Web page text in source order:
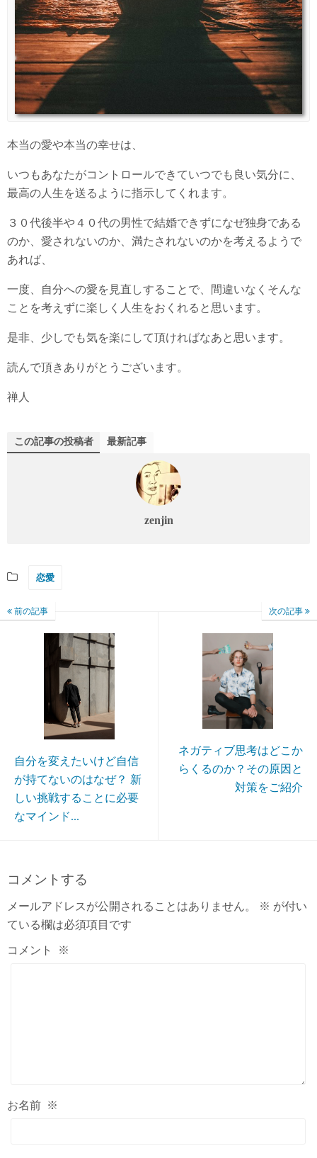
本当の愛や本当の幸せは、
いつもあなたがコントロールできていつでも良い気分に、
最高の人生を送るように指示してくれます。
３０代後半や４０代の男性で結婚できずになぜ独身である
のか、愛されないのか、満たされないのかを考えるようで
あれば、
一度、自分への愛を見直しすることで、間違いなくそんな
ことを考えずに楽しく人生をおくれると思います。
是非、少しでも気を楽にして頂ければなあと思います。
読んで頂きありがとうございます。
禅人
この記事の投稿者 最新記事
zenjin
恋愛
前の記事
自分を変えたいけど自信
が持てないのはなぜ？ 新
しい挑戦することに必要
なマインド...
次の記事
ネガティブ思考はどこか
らくるのか？その原因と
対策をご紹介
コメントする
メールアドレスが公開されることはありません。 ※ が付い
ている欄は必須項目です
コメント ※
お名前 ※